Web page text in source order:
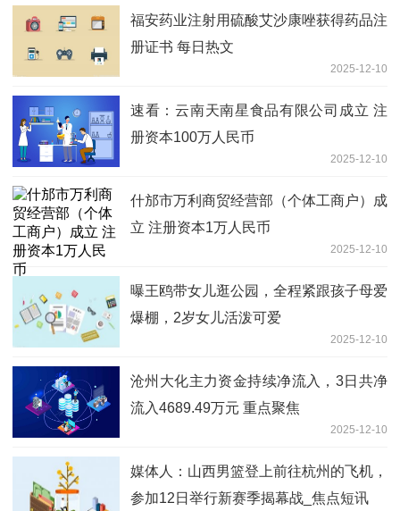
福安药业注射用硫酸艾沙康唑获得药品注
册证书 每日热文
2025-12-10
速看：云南天南星食品有限公司成立 注
册资本100万人民币
2025-12-10
什邡市万利商贸经营部（个体工商户）成
立 注册资本1万人民币
2025-12-10
曝王鸥带女儿逛公园，全程紧跟孩子母爱
爆棚，2岁女儿活泼可爱
2025-12-10
沧州大化主力资金持续净流入，3日共净
流入4689.49万元 重点聚焦
2025-12-10
媒体人：山西男篮登上前往杭州的飞机，
参加12日举行新赛季揭幕战_焦点短讯